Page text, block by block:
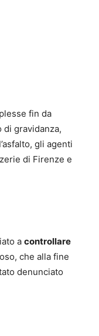
fin da
di gravidanza,
gli agenti
di Firenze e
a controllare
che alla fine
denunciato